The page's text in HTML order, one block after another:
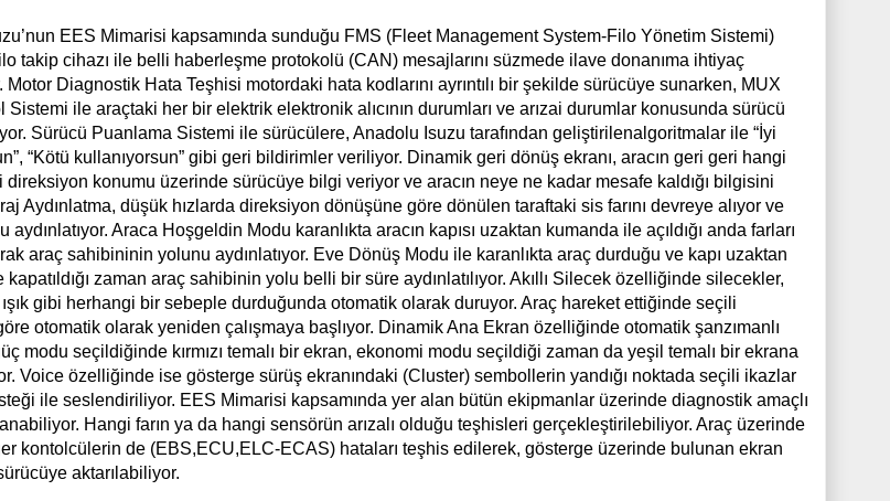
EES Mimarisi kapsamında sunduğu FMS (Fleet Management System-Filo Yönetim Sistemi)
takip cihazı ile belli haberleşme protokolü (CAN) mesajlarını süzmede ilave donanıma ihtiyaç
Motor Diagnostik Hata Teşhisi motordaki hata kodlarını ayrıntılı bir şekilde sürücüye sunarken, MUX
Sistemi ile araçtaki her bir elektrik elektronik alıcının durumları ve arızai durumlar konusunda sürücü
Sürücü Puanlama Sistemi ile sürücülere, Anadolu Isuzu tarafından geliştirilenalgoritmalar ile “İyi
“Kötü kullanıyorsun” gibi geri bildirimler veriliyor. Dinamik geri dönüş ekranı, aracın geri geri hangi
direksiyon konumu üzerinde sürücüye bilgi veriyor ve aracın neye ne kadar mesafe kaldığı bilgisini
Aydınlatma, düşük hızlarda direksiyon dönüşüne göre dönülen taraftaki sis farını devreye alıyor ve
aydınlatıyor. Araca Hoşgeldin Modu karanlıkta aracın kapısı uzaktan kumanda ile açıldığı anda farları
araç sahibininin yolunu aydınlatıyor. Eve Dönüş Modu ile karanlıkta araç durduğu ve kapı uzaktan
kapatıldığı zaman araç sahibinin yolu belli bir süre aydınlatılıyor. Akıllı Silecek özelliğinde silecekler,
ışık gibi herhangi bir sebeple durduğunda otomatik olarak duruyor. Araç hareket ettiğinde seçili
otomatik olarak yeniden çalışmaya başlıyor. Dinamik Ana Ekran özelliğinde otomatik şanzımanlı
modu seçildiğinde kırmızı temalı bir ekran, ekonomi modu seçildiği zaman da yeşil temalı bir ekrana
Voice özelliğinde ise gösterge sürüş ekranındaki (Cluster) sembollerin yandığı noktada seçili ikazlar
ile seslendiriliyor. EES Mimarisi kapsamında yer alan bütün ekipmanlar üzerinde diagnostik amaçlı
Hangi farın ya da hangi sensörün arızalı olduğu teşhisleri gerçekleştirilebiliyor. Araç üzerinde
kontolcülerin de (EBS,ECU,ELC-ECAS) hataları teşhis edilerek, gösterge üzerinde bulunan ekran
aktarılabiliyor.